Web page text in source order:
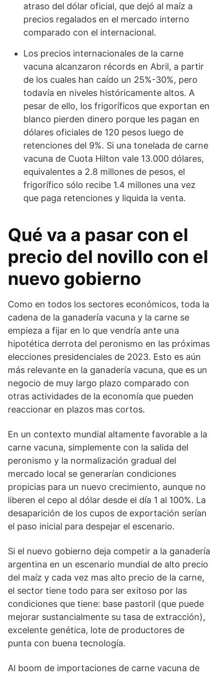
atraso del dólar oficial, que dejó al maíz a
precios regalados en el mercado interno
comparado con el internacional.
Los precios internacionales de la carne
vacuna alcanzaron récords en Abril, a partir
de los cuales han caído un 25%-30%, pero
todavía en niveles históricamente altos. A
pesar de ello, los frigoríficos que exportan en
blanco pierden dinero porque les pagan en
dólares oficiales de 120 pesos luego de
retenciones del 9%. Si una tonelada de carne
vacuna de Cuota Hilton vale 13.000 dólares,
equivalentes a 2.8 millones de pesos, el
frigorífico sólo recibe 1.4 millones una vez
que paga retenciones y liquida la venta.
Qué va a pasar con el
precio del novillo con el
nuevo gobierno
Como en todos los sectores económicos, toda la
cadena de la ganadería vacuna y la carne se
empieza a fijar en lo que vendría ante una
hipotética derrota del peronismo en las próximas
elecciones presidenciales de 2023. Esto es aún
más relevante en la ganadería vacuna, que es un
negocio de muy largo plazo comparado con
otras actividades de la economía que pueden
reaccionar en plazos mas cortos.
En un contexto mundial altamente favorable a la
carne vacuna, simplemente con la salida del
peronismo y la normalización gradual del
mercado local se generarían condiciones
propicias para un nuevo crecimiento, aunque no
liberen el cepo al dólar desde el día 1 al 100%. La
desaparición de los cupos de exportación serían
el paso inicial para despejar el escenario.
Si el nuevo gobierno deja competir a la ganadería
argentina en un escenario mundial de alto precio
del maíz y cada vez mas alto precio de la carne,
el sector tiene todo para ser exitoso por las
condiciones que tiene: base pastoril (que puede
mejorar sustancialmente su tasa de extracción),
excelente genética, lote de productores de
punta con buena tecnología.
Al boom de importaciones de carne vacuna de